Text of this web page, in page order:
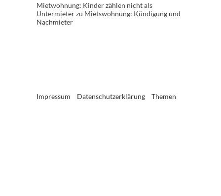
Mietwohnung: Kinder zählen nicht als
Untermieterzu Mietswohnung: Kündigung und
Nachmieter
Impressum Datenschutzerklärung Themen